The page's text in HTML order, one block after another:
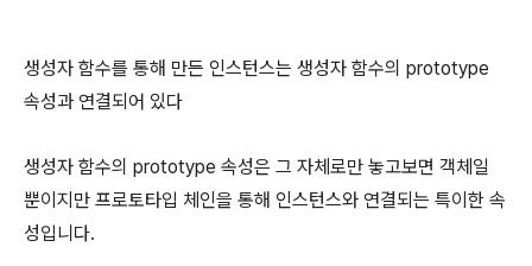
생성자 함수를 통해 만든 인스턴스는 생성자 함수의 prototype
속성과 연결되어 있다
생성자 함수의 prototype 속성은 그 자체로만 놓고보면 객체일
뿐이지만 프로토타입 체인을 통해 인스턴스와 연결되는 특이한 속
성입니다.